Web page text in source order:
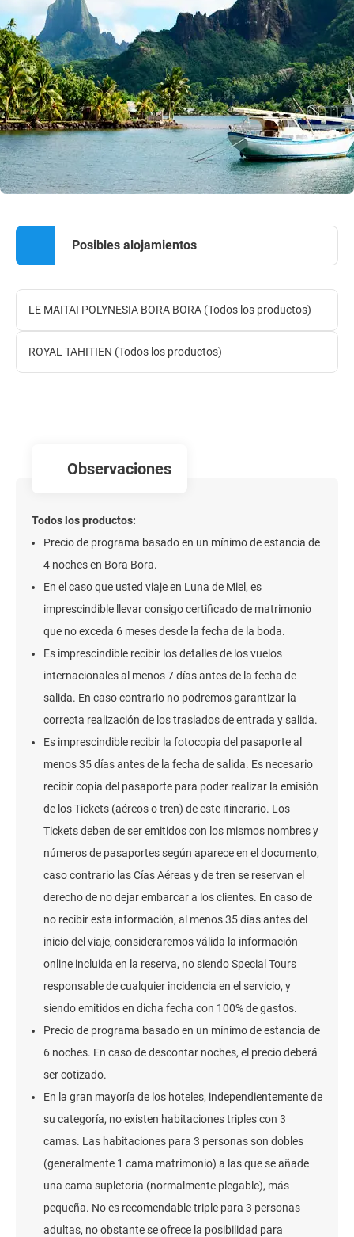
Posibles alojamientos
LE MAITAI POLYNESIA BORA BORA (Todos los productos)
ROYAL TAHITIEN (Todos los productos)
observaciones
Todos los productos:
Precio de programa basado en un mínimo de estancia de
4 noches en Bora Bora.
En el caso que usted viaje en Luna de Miel, es
imprescindible llevar consigo certificado de matrimonio
que no exceda 6 meses desde la fecha de la boda.
Es imprescindible recibir los detalles de los vuelos
internacionales al menos 7 días antes de la fecha de
salida. En caso contrario no podremos garantizar la
correcta realización de los traslados de entrada y salida.
Es imprescindible recibir la fotocopia del pasaporte al
menos 35 días antes de la fecha de salida. Es necesario
recibir copia del pasaporte para poder realizar la emisión
de los Tickets (aéreos o tren) de este itinerario. Los
Tickets deben de ser emitidos con los mismos nombres y
números de pasaportes según aparece en el documento,
caso contrario las Cías Aéreas y de tren se reservan el
derecho de no dejar embarcar a los clientes. En caso de
no recibir esta información, al menos 35 días antes del
inicio del viaje, consideraremos válida la información
online incluida en la reserva, no siendo Special Tours
responsable de cualquier incidencia en el servicio, y
siendo emitidos en dicha fecha con 100% de gastos.
Precio de programa basado en un mínimo de estancia de
6 noches. En caso de descontar noches, el precio deberá
ser cotizado.
En la gran mayoría de los hoteles, independientemente de
su categoría, no existen habitaciones triples con 3
camas. Las habitaciones para 3 personas son dobles
(generalmente 1 cama matrimonio) a las que se añade
una cama supletoria (normalmente plegable), más
pequeña. No es recomendable triple para 3 personas
adultas, no obstante se ofrece la posibilidad para